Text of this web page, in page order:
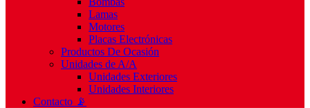
Lamas
Motores
Placas Electrónicas
Productos De Ocasión
Unidades de A/A
Unidades Exteriores
Unidades Interiores
Contacto 📡